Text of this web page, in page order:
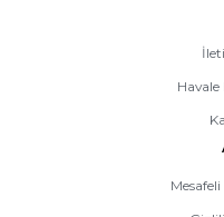
Mesafeli